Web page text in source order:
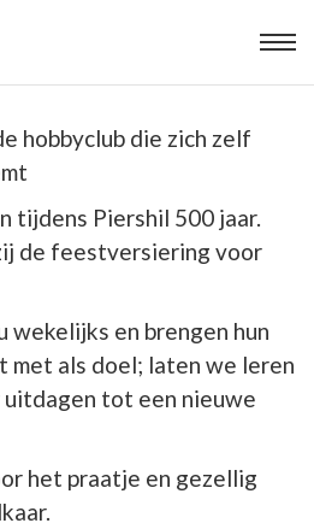
hobbyclub die zich zelf
tijdens Piershil 500 jaar.
de feestversiering voor
wekelijks en brengen hun
met als doel; laten we leren
uitdagen tot een nieuwe
het praatje en gezellig